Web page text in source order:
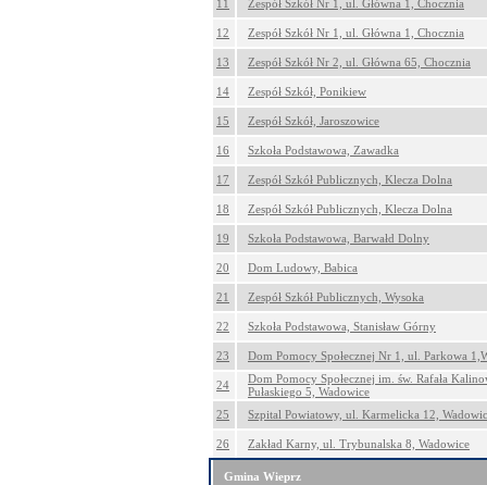
11 Zespół Szkół Nr 1, ul. Główna 1, Chocznia
12 Zespół Szkół Nr 1, ul. Główna 1, Chocznia
13 Zespół Szkół Nr 2, ul. Główna 65, Chocznia
14 Zespół Szkół, Ponikiew
15 Zespół Szkół, Jaroszowice
16 Szkoła Podstawowa, Zawadka
17 Zespół Szkół Publicznych, Klecza Dolna
18 Zespół Szkół Publicznych, Klecza Dolna
19 Szkoła Podstawowa, Barwałd Dolny
20 Dom Ludowy, Babica
21 Zespół Szkół Publicznych, Wysoka
22 Szkoła Podstawowa, Stanisław Górny
23 Dom Pomocy Społecznej Nr 1, ul. Parkowa
24
Dom Pomocy Społecznej im. św. Rafała
Pułaskiego 5, Wadowice
25
Szpital Powiatowy, ul. Karmelicka 12,
26 Zakład Karny, ul. Trybunalska 8, Wadowice
Gmina Wieprz